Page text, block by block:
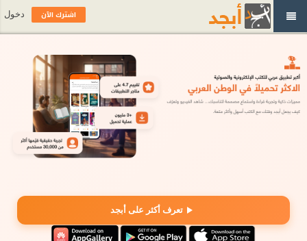
تعرف أكثر على أبجد
اشترك الآن دخول